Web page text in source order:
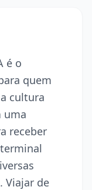
é o
quem
cultura
uma
receber
Viajar de